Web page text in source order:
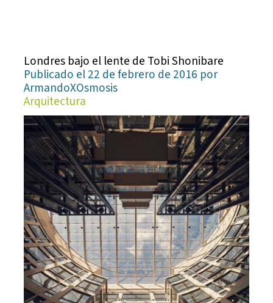
Londres bajo el lente de Tobi Shonibare
Publicado el 22 de febrero de 2016 por
ArmandoXOsmosis
Arquitectura